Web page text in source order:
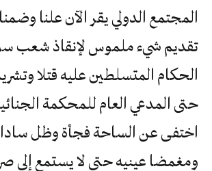
المجتمع الدولي يقر الآن علنا
تقديم شيء ملموس لإنقاذ شعب
الحكام المتسلطين عليه قتلا
حتى المدعي العام للمحكمة
اختفى عن الساحة فجأة وظل سادا
ومغمضا عينيه حتى لا يستمع إلى